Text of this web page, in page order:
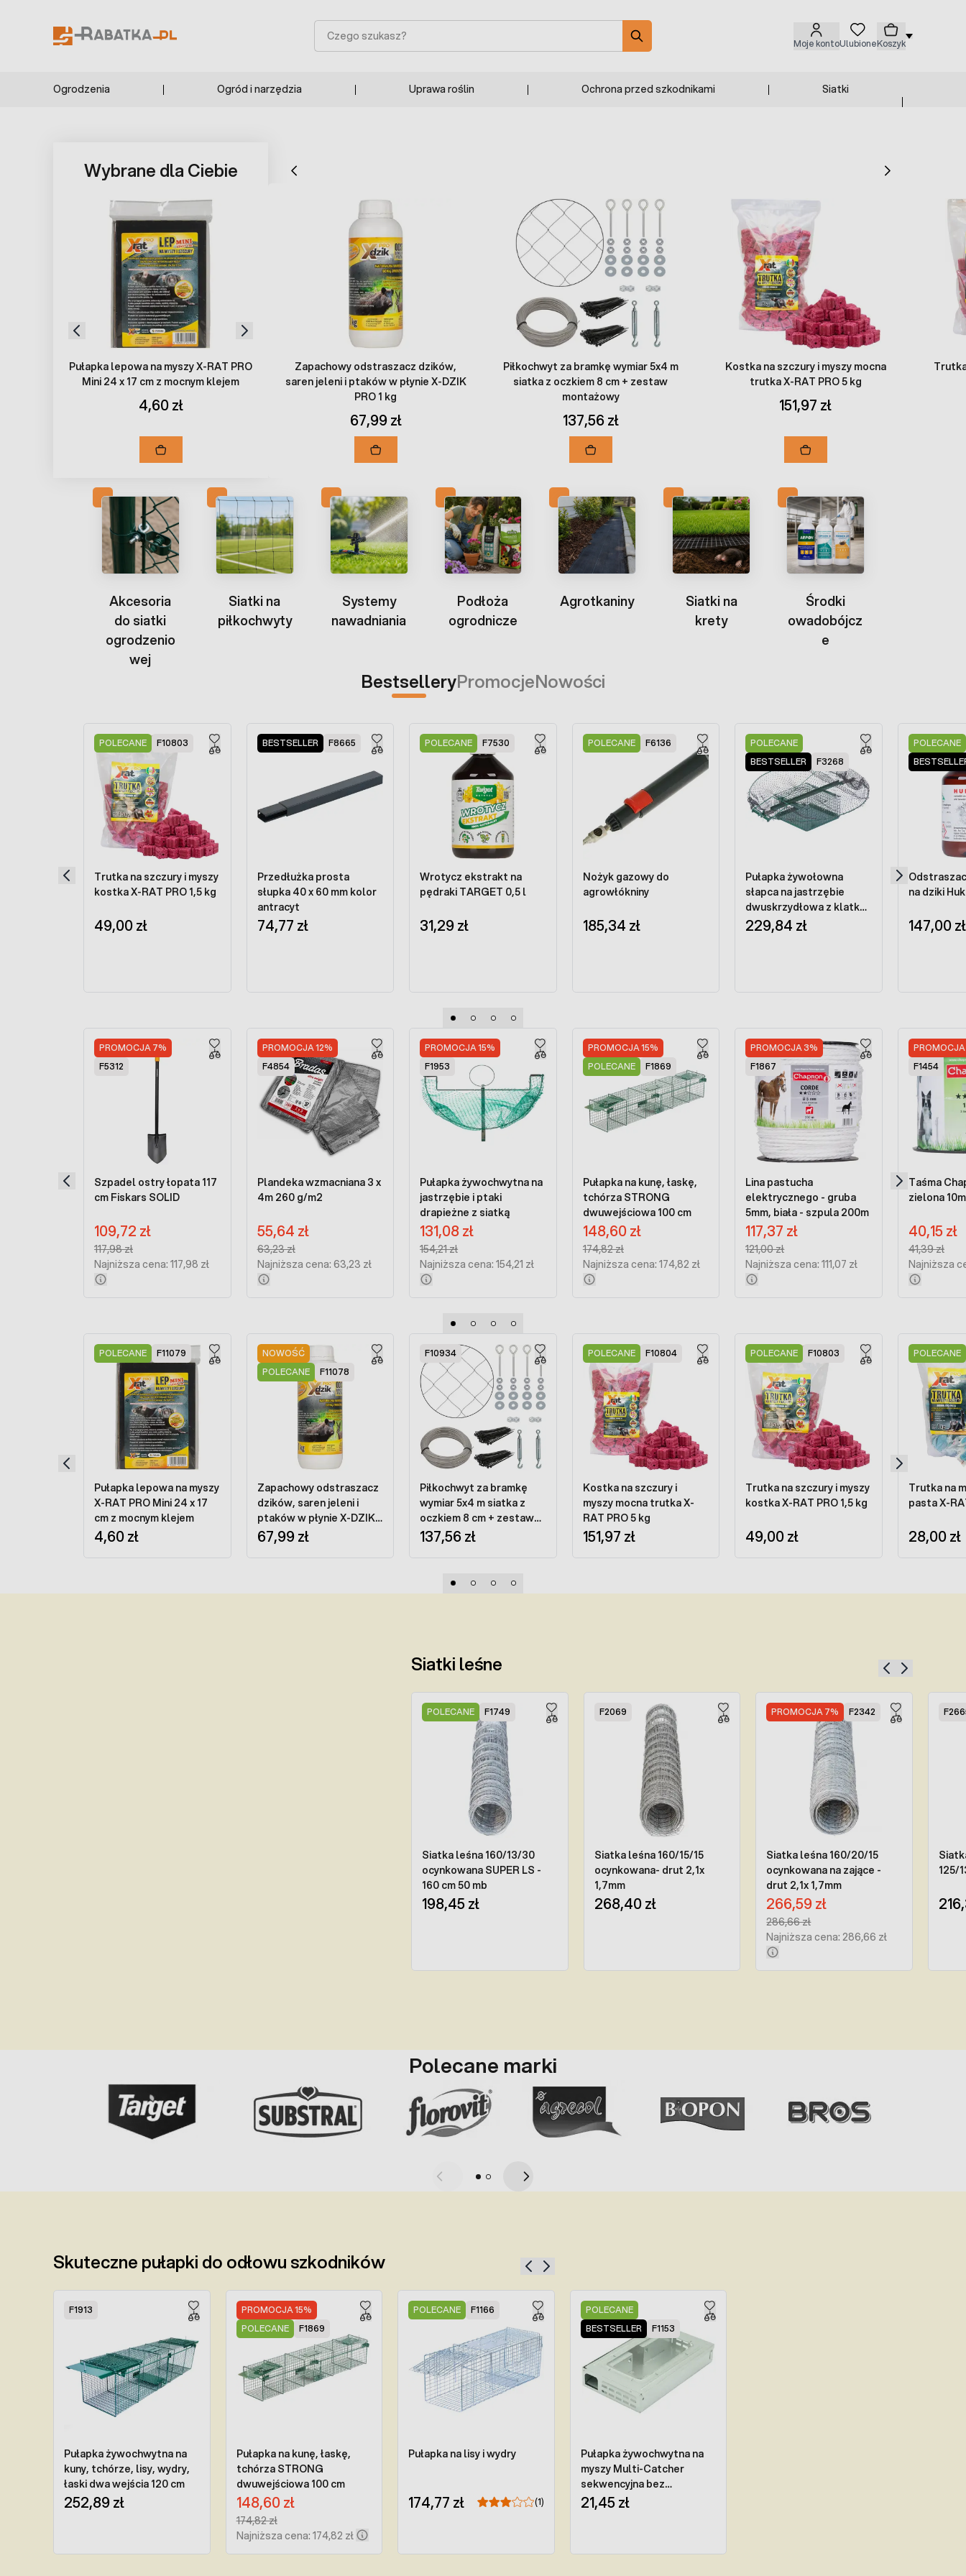
Moje kontoUlubioneKoszyk
Szukaj
Ogrodzenia Ogród i narzędzia Uprawa roślin Ochrona przed szkodnikami Siatki
Wybrane dla Ciebie
Pułapka lepowa na myszy X-RAT PRO
Mini 24 x 17 cm z mocnym klejem
4,60 zł
Zapachowy odstraszacz dzików,
saren jeleni i ptaków w płynie X-DZIK
PRO 1 kg
67,99 zł
Piłkochwyt za bramkę wymiar 5x4 m
siatka z oczkiem 8 cm + zestaw
montażowy
137,56 zł
Kostka na szczury i myszy mocna
trutka X-RAT PRO 5 kg
151,97 zł
Akcesoria
do siatki
ogrodzenio
wej
Siatki na
piłkochwyty
Systemy
nawadniania
Podłoża
ogrodnicze
Agrotkaniny
Siatki na
krety
Środki
owadobójcz
e
BestselleryPromocjeNowości
POLECANE F10803
Trutka na szczury i myszy
kostka X-RAT PRO 1,5 kg
49,00 zł
BESTSELLER F8665
Przedłużka prosta
słupka 40 x 60 mm kolor
antracyt
74,77 zł
POLECANE F7530
Wrotycz ekstrakt na
pędraki TARGET 0,5 l
31,29 zł
POLECANE F6136
Nożyk gazowy do
agrowłókniny
185,34 zł
POLECANE
BESTSELLER
F3268
Pułapka żywołowna
słapca na jastrzębie
dwuskrzydłowa z klatką
na żywą przynętę
229,84 zł
POLECANE
na dziki
147,00 zł
PROMOCJA 7%
F5312
Szpadel ostry łopata 117
cm Fiskars SOLID
Cena promocyjna:
109,72 zł
Regular Price:
117,98 zł
Najniższa cena: 117,98 zł
PROMOCJA 12%
F4854
Plandeka wzmacniana 3 x
4m 260 g/m2
Cena promocyjna:
55,64 zł
Regular Price:
63,23 zł
Najniższa cena: 63,23 zł
PROMOCJA 15%
F1953
Pułapka żywochwytna na
jastrzębie i ptaki
drapieżne z siatką
Cena promocyjna:
131,08 zł
Regular Price:
154,21 zł
Najniższa cena: 154,21 zł
PROMOCJA 15%
POLECANE
F1869
Pułapka na kunę, łaskę,
tchórza STRONG
dwuwejściowa 100 cm
Cena promocyjna:
148,60 zł
Regular Price:
174,82 zł
Najniższa cena: 174,82 zł
PROMOCJA 3%
F1867
Lina pastucha
elektrycznego - gruba
5mm, biała - szpula 200m
Cena promocyjna:
117,37 zł
Regular Price:
121,00 zł
Najniższa cena: 111,07 zł
F1454
Taśma
zielona
Cena
40,15 zł
Regular
41,39 zł
Najniższa
POLECANE F11079
Pułapka lepowa na myszy
X-RAT PRO Mini 24 x 17
cm z mocnym klejem
4,60 zł
NOWOŚĆ
POLECANE
F11078
Zapachowy odstraszacz
dzików, saren jeleni i
ptaków w płynie X-DZIK
PRO 1 kg
67,99 zł
F10934
Piłkochwyt za bramkę
wymiar 5x4 m siatka z
oczkiem 8 cm + zestaw
montażowy
137,56 zł
POLECANE F10804
Kostka na szczury i
myszy mocna trutka X-
RAT PRO 5 kg
151,97 zł
POLECANE F10803
Trutka na szczury i myszy
kostka X-RAT PRO 1,5 kg
49,00 zł
POLECANE
Trutka na
pasta X-
28,00 zł
Siatki leśne
Press to skip carousel
POLECANE F1749
Siatka leśna 160/13/30
ocynkowana SUPER LS -
160 cm 50 mb
198,45 zł
F2069
Siatka leśna 160/15/15
ocynkowana- drut 2,1x
1,7mm
268,40 zł
PROMOCJA 7% F2342
Siatka leśna 160/20/15
ocynkowana na zające -
drut 2,1x 1,7mm
Cena promocyjna:
266,59 zł
Regular Price:
286,66 zł
Najniższa cena: 286,66 zł
125/
Polecane marki
Skuteczne pułapki do odłowu szkodników
F1913
Pułapka żywochwytna na
kuny, tchórze, lisy, wydry,
łaski dwa wejścia 120 cm
252,89 zł
PROMOCJA 15%
POLECANE
F1869
Pułapka na kunę, łaskę,
tchórza STRONG
dwuwejściowa 100 cm
Cena promocyjna:
148,60 zł
Regular Price:
174,82 zł
Najniższa cena: 174,82 zł
POLECANE F1166
Pułapka na lisy i wydry
174,77 zł (1)
POLECANE
BESTSELLER
F1153
Pułapka żywochwytna na
myszy Multi-Catcher
sekwencyjna bez
zastawiania
21,45 zł